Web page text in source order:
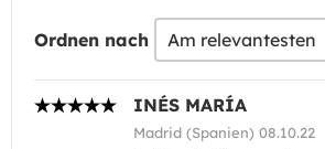
Ordnen nach
INÉS MARÍA
Madrid (Spanien) 08.10.22